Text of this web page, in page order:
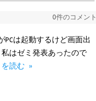
0件のコメント
PCは起動するけど画面出
はゼミ発表あったので
を読む »